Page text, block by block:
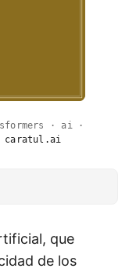
· ai ·
caratul.ai
que
de los